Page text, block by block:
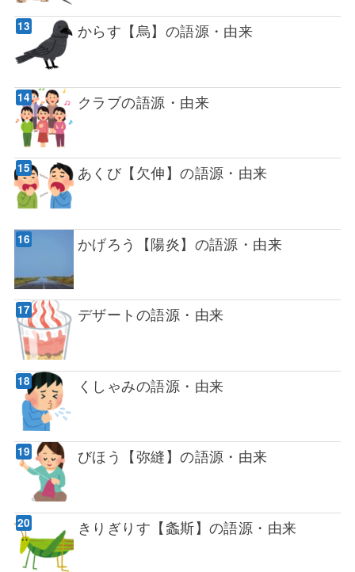
からす【烏】の語源・由来
クラブの語源・由来
あくび【欠伸】の語源・由来
かげろう【陽炎】の語源・由来
デザートの語源・由来
くしゃみの語源・由来
びほう【弥縫】の語源・由来
きりぎりす【螽斯】の語源・由来